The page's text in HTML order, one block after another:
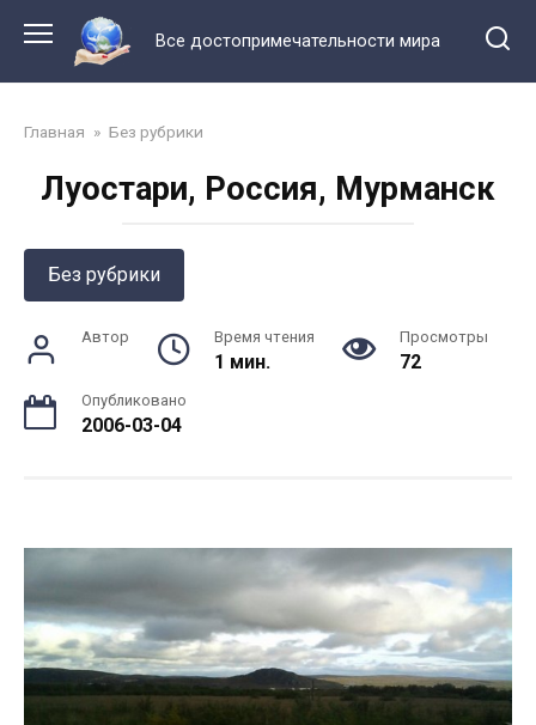
контенту
Все достопримечательности мира
Главная » Без рубрики
Луостари, Россия, Мурманск
Без рубрики
Автор Время чтения
1 мин.
Просмотры
72
Опубликовано
2006-03-04